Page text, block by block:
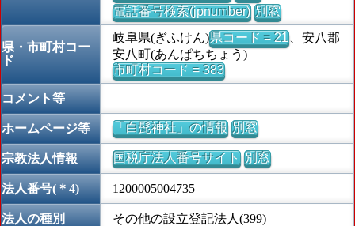
電話番号検索(jpnumber) 別窓
県・市町村コー
ド
岐阜県(ぎふけん)県コード = 21、安八郡
安八町(あんぱちちょう)
市町村コード = 383
コメント等
ホームページ等 「白髭神社」の情報 別窓
宗教法人情報 国税庁法人番号サイト 別窓
法人番号(＊4) 1200005004735
法人の種別 その他の設立登記法人(399)